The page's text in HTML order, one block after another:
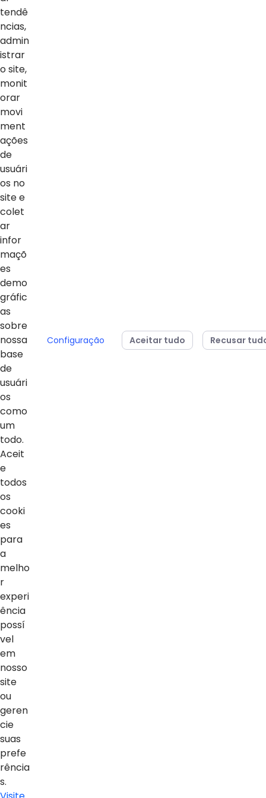
04/08/2026
dois vice-campeonatos
mundiais no MOS
Básica do Sesi
para
tendê
ncias,
admin
istrar
o site,
monit
orar
movi
ment
ações
de
usuári
os no
site e
colet
ar
infor
maçõ
es
demo
gráfic
as
sobre
nossa
base
de
usuári
os
como
um
todo.
Aceit
e
todos
os
cooki
es
para
a
melho
r
experi
ência
possí
vel
em
nosso
site
ou
geren
cie
suas
prefe
rência
s.
Configuração Aceitar tudo Recusar